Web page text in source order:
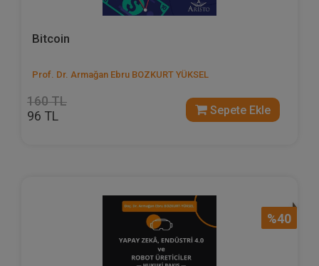
Bitcoin
Prof. Dr. Armağan Ebru BOZKURT YÜKSEL
160 TL
96 TL Sepete Ekle
%40